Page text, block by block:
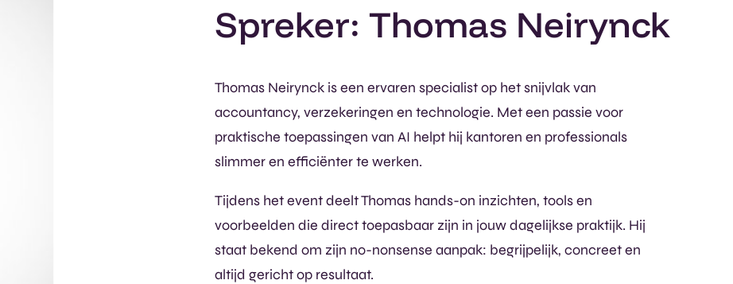
Spreker: Thomas Neirynck
Thomas Neirynck is een ervaren specialist op het snijvlak van
accountancy, verzekeringen en technologie. Met een passie voor
praktische toepassingen van AI helpt hij kantoren en professionals
slimmer en efficiënter te werken.
Tijdens het event deelt Thomas hands-on inzichten, tools en
voorbeelden die direct toepasbaar zijn in jouw dagelijkse praktijk. Hij
staat bekend om zijn no-nonsense aanpak: begrijpelijk, concreet en
altijd gericht op resultaat.